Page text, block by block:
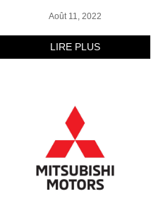
Août 11, 2022
LIRE PLUS